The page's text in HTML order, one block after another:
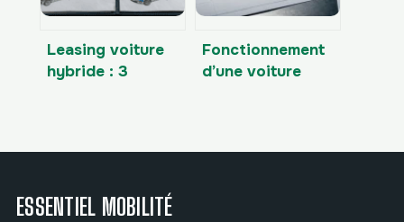
Leasing voiture
hybride : 3
budget
Fonctionnement
d’une voiture
optimiser votre
ESSENTIEL MOBILITÉ